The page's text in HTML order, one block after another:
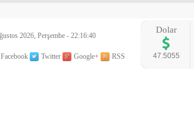
2026, Perşembe - 22:16:41
Facebook Twitter Google+ RSS
Dolar
47.5055